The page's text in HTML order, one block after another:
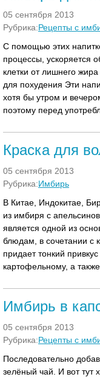
05 сентября 2013
Рубрика:Рецепты с
С помощью этих
процессы, ускоряется
клетки от лишнего
для похудения Эти
хотя бы утром и
поэтому перед
Краска для
05 сентября 2013
Рубрика:Имбирь
В Китае, Индокитае,
из имбиря с
является одной из
блюдам, в сочетании с
придает тонкий
картофельному, а
Имбирь в
05 сентября 2013
Рубрика:Рецепты с
Последовательно
зелёный чай. И вот тут